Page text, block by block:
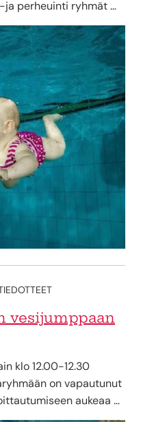
ja perheuinti ryhmät …
vesijumppaan
klo 12.00-12.30
on vapautunut
aukeaa …